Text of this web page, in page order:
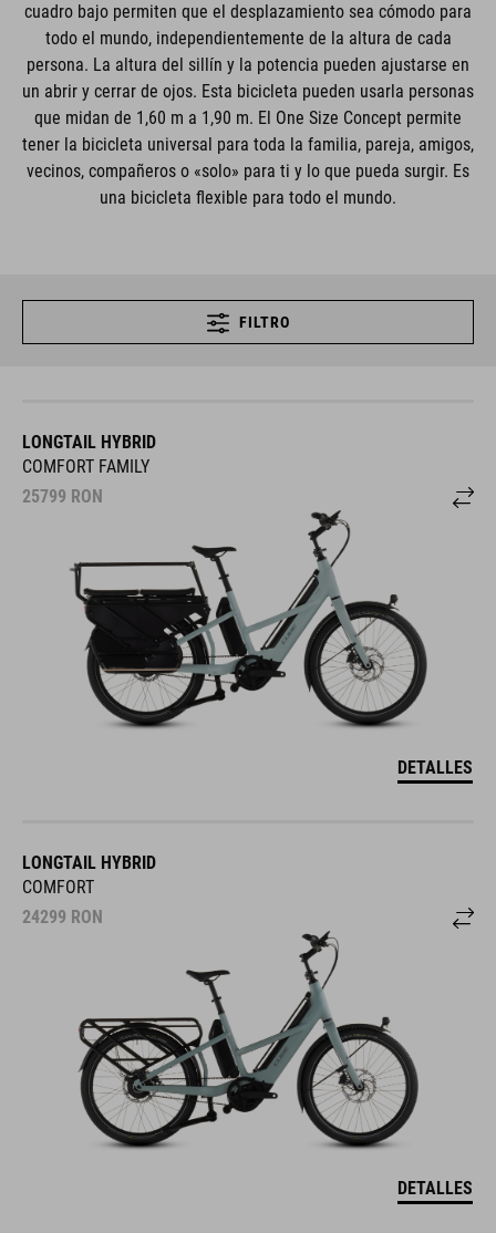
cuadro bajo permiten que el desplazamiento sea cómodo para
todo el mundo, independientemente de la altura de cada
persona. La altura del sillín y la potencia pueden ajustarse en
un abrir y cerrar de ojos. Esta bicicleta pueden usarla personas
que midan de 1,60 m a 1,90 m. El One Size Concept permite
tener la bicicleta universal para toda la familia, pareja, amigos,
vecinos, compañeros o «solo» para ti y lo que pueda surgir. Es
una bicicleta flexible para todo el mundo.
FILTRO
LONGTAIL HYBRID
COMFORT FAMILY
25799 RON
DETALLES
LONGTAIL HYBRID
COMFORT
24299 RON
DETALLES